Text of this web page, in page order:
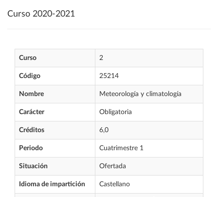
Curso 2020-2021
Curso 2
Código 25214
Nombre Meteorología y climatología
Carácter Obligatoria
Créditos 6,0
Periodo Cuatrimestre 1
Situación Ofertada
Idioma de impartición Castellano